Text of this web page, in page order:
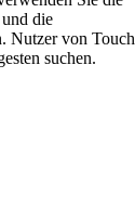
die
Nutzer von
suchen.